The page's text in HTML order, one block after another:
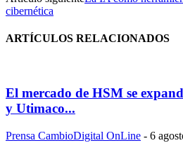
cibernética
ARTÍCULOS RELACIONADOS
El mercado de HSM se
y Utimaco...
Prensa CambioDigital OnLine - 6